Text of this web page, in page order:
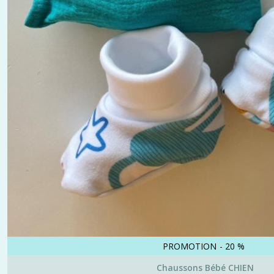
PROMOTION - 20 %
Chaussons Bébé CHIEN